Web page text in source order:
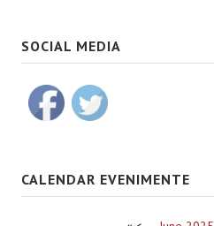
SOCIAL MEDIA
CALENDAR EVENIMENTE